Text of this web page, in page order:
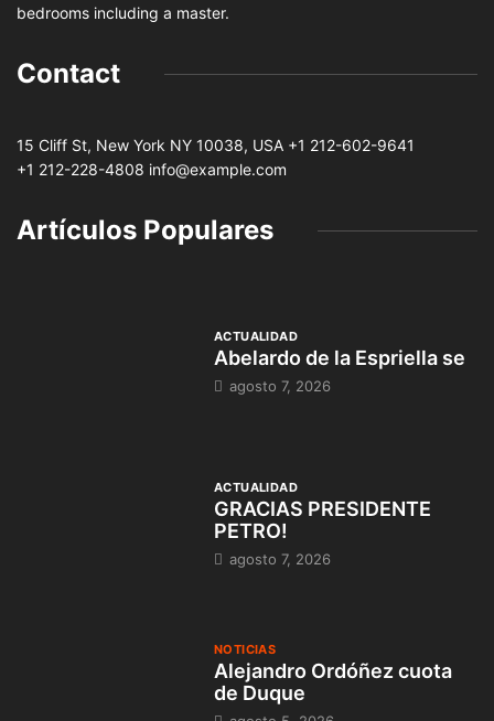
bedrooms including a master.
Contact
15 Cliff St, New York NY 10038, USA +1 212-602-9641
+1 212-228-4808 info@example.com
Artículos Populares
ACTUALIDAD
Abelardo de la Espriella se
agosto 7, 2026
ACTUALIDAD
GRACIAS PRESIDENTE
PETRO!
agosto 7, 2026
NOTICIAS
Alejandro Ordóñez cuota
de Duque